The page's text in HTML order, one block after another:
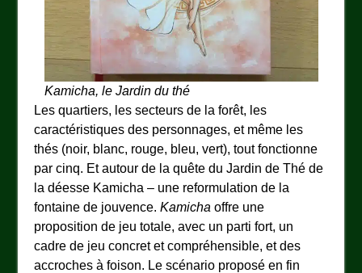
Kamicha, le Jardin du thé
Les quartiers, les secteurs de la forêt, les
caractéristiques des personnages, et même les
thés (noir, blanc, rouge, bleu, vert), tout fonctionne
par cinq. Et autour de la quête du Jardin de Thé de
la déesse Kamicha – une reformulation de la
fontaine de jouvence.Kamicha offre une
proposition de jeu totale, avec un parti fort, un
cadre de jeu concret et compréhensible, et des
accroches à foison. Le scénario proposé en fin